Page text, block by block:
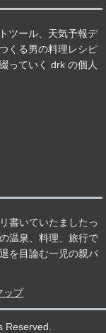
ツール、天気予報デ
くる男の料理レシピ
っていく drk の個人
書いていたましたっ
温泉、料理、旅行で
を目論む一児の親バ
ップ
Reserved.